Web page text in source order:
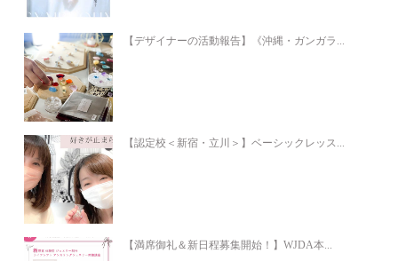
【デザイナーの活動報告】《沖縄・ガンガラ...
【認定校＜新宿・立川＞】ベーシックレッス...
【満席御礼＆新日程募集開始！】WJDA本...